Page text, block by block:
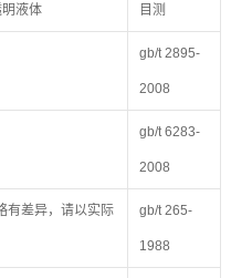
液体 目测
gb/t 2895-
2008
gb/t 6283-
2008
有差异，请以实际 gb/t 265-
1988